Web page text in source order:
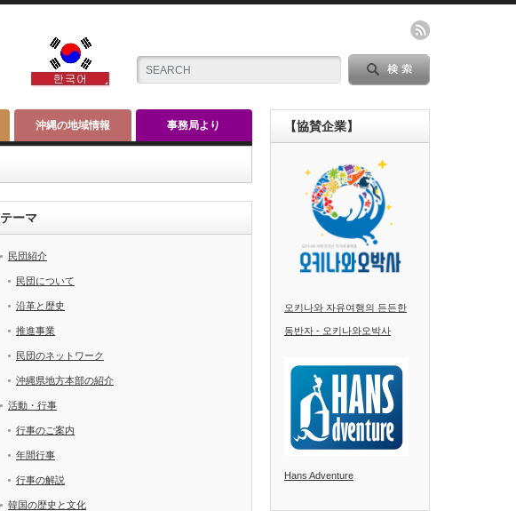
沖縄の地域情報 事務局より
テーマ
民団紹介
民団について
沿革と歴史
推進事業
民団のネットワーク
沖縄県地方本部の紹介
活動・行事
行事のご案内
年間行事
行事の解説
韓国の歴史と文化
【協賛企業】
오키나와 자유여행의 든든한
동반자 - 오키나와오박사
Hans Adventure